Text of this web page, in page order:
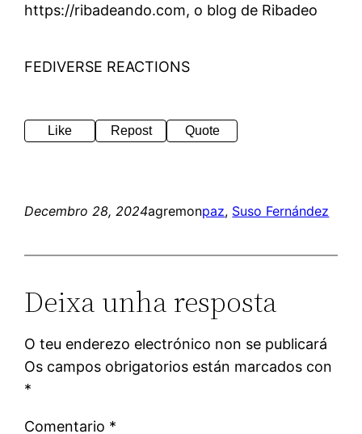
https://ribadeando.com, o blog de Ribadeo
FEDIVERSE REACTIONS
Like Repost Quote
Decembro 28, 2024agremonpaz, Suso Fernández
Deixa unha resposta
O teu enderezo electrónico non se publicará
Os campos obrigatorios están marcados con
*
Comentario *